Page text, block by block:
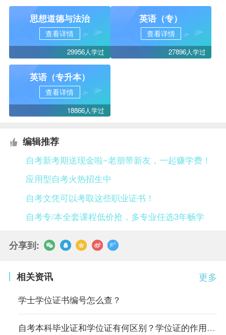
思想道德与法治
查看详情
29956人学过
英语（专）
查看详情
27896人学过
英语（专升本）
查看详情
18866人学过
编辑推荐
自考新考期送现金啦~老朋带新友，一起赚学费！
应用型自考火热招生中
自考文凭可以考取这些职业证书！
自考专/本全套课程低价抢，多专业任选3年畅学
分享到:
更多
相关资讯
学士学位证书编号怎么查？
自考本科毕业证和学位证有何区别？学位证的作用有哪些？